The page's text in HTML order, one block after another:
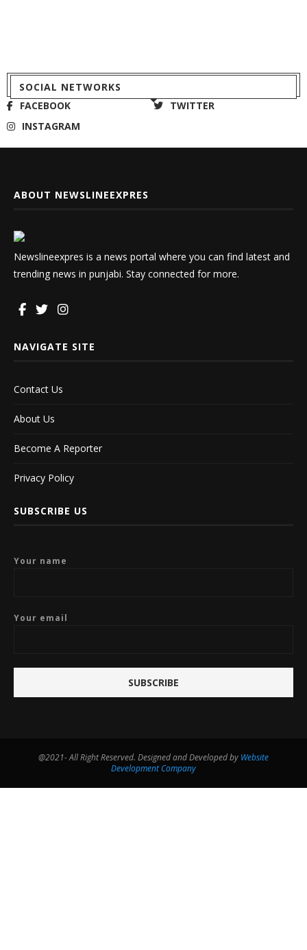
SOCIAL NETWORKS
FACEBOOK
TWITTER
INSTAGRAM
ABOUT NEWSLINEEXPRES
Newslineexpres is a news portal where you can find latest and
trending news in punjabi. Stay connected for more.
NAVIGATE SITE
Contact Us
About Us
Become A Reporter
Privacy Policy
SUBSCRIBE US
Your name
Your email
@2021- All Right Reserved. Designed and Developed by Website
Development Company